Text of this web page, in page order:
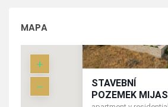
MAPA
STAVEBNÍ
POZEMEK MIJAS